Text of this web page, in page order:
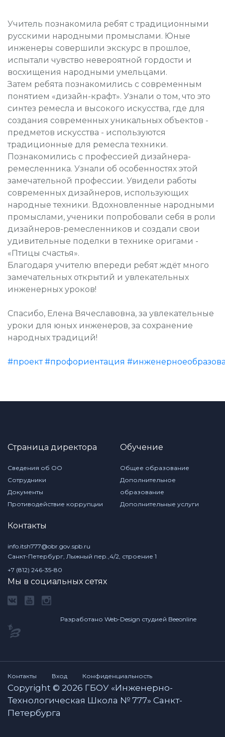
Учитель познакомила ребят с традиционными
русскими народными промыслами. Юные
инженеры совершили экскурс в прошлое,
испытали чувство невероятной гордости и
восхищения народными умельцами.
Затем ребята познакомились с современным
понятием «дизайн-крафт». Узнали о том, что это
синтез ремесла и высокого искусства, где для
создания современных уникальных объектов -
предметов искусства - используются
традиционные для ремесла техники.
Познакомились с профессией дизайнера-
ремесленника. Узнали об особенностях этой
замечательной профессии. Увидели работы
современных дизайнеров, использующих
народные техники. Вдохновленные народными
промыслами, ученики попробовали себя в роли
дизайнеров-ремесленников и создали свои
удивительные поделки в технике оригами -
«Птицы счастья».
Благодаря учителю впереди ребят ждёт много
замечательных открытий и увлекательных
инженерных уроков!
Спасибо, Елена Вячеславовна, за увлекательные
уроки для юных инженеров, за сохранение
народных традиций!
#проект #профориентация
Страница директора
Сведения об ОО
Сотрудники
Документы
Противодействие коррупции
Обучение
Общее образование
Дополнительное
образование
Дополнительные услуги
Контакты
info.itsh777@obr.gov.spb.ru
Санкт-Петербург, Лыжный пер.,4/2, строение 1
+7 (812) 246-35-80
Мы в социальных сетях
Разработано Web-Design студией Beeonline
Контакты Вход Конфиденциальность
Copyright © 2026 ГБОУ «Инженерно-
Технологическая Школа № 777» Санкт-
Петербурга